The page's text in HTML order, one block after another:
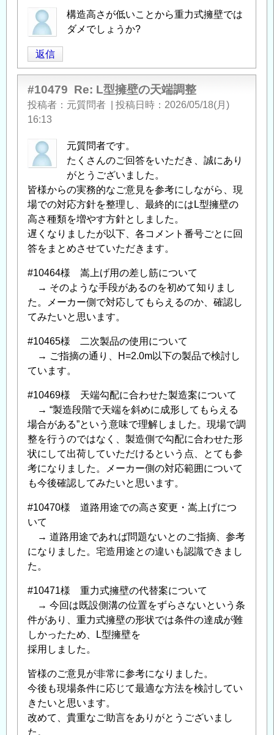
構造高さが低いことから重力式擁壁では
ダメでしょうか?
返信
#10479 Re: L型擁壁の天端調整
投稿者 元質問者 投稿日時
2026/05/18(月)
16:13
元質問者です。
たくさんのご回答をいただき、誠にあり
がとうございました。
皆様からの実務的なご意見を参考にしながら、現
場での対応方針を整理し、最終的にはL型擁壁の
高さ種類を増やす方針としました。
遅くなりましたが以下、各コメント番号ごとに回
答をまとめさせていただきます。
#10464様 嵩上げ用の差し筋について
→ そのような手段があるのを初めて知りまし
た。メーカー側で対応してもらえるのか、確認し
てみたいと思います。
#10465様 二次製品の使用について
→ ご指摘の通り、H=2.0m以下の製品で検討し
ています。
#10469様 天端勾配に合わせた製造案について
→ “製造段階で天端を斜めに成形してもらえる
場合がある”という意味で理解しました。現場で調
整を行うのではなく、製造側で勾配に合わせた形
状にして出荷していただけるという点、とても参
考になりました。メーカー側の対応範囲について
も今後確認してみたいと思います。
#10470様 道路用途での高さ変更・嵩上げにつ
いて
→ 道路用途であれば問題ないとのご指摘、参考
になりました。宅造用途との違いも認識できまし
た。
#10471様 重力式擁壁の代替案について
→ 今回は既設側溝の位置をずらさないという条
件があり、重力式擁壁の形状では条件の達成が難
しかったため、L型擁壁を
採用しました。
皆様のご意見が非常に参考になりました。
今後も現場条件に応じて最適な方法を検討してい
きたいと思います。
改めて、貴重なご助言をありがとうございまし
た。